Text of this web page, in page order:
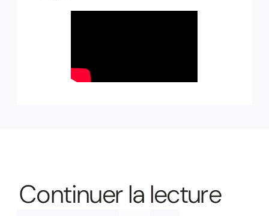
Continuerla lecture